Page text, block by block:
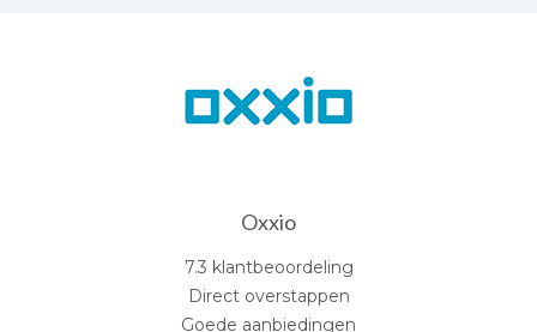
Oxxio
7.3 klantbeoordeling
Direct overstappen
Goede aanbiedingen